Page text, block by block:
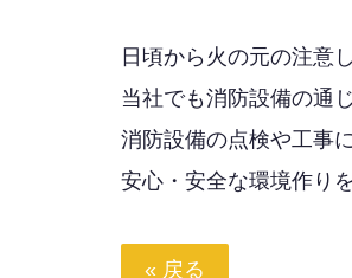
日頃から火の元の注意
当社でも消防設備の通
消防設備の点検や工事
安心・安全な環境作り
« 戻る